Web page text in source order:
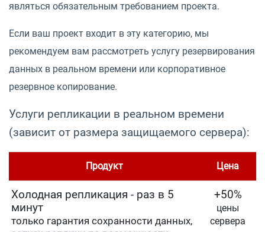
являться обязательным требованием проекта.
Если ваш проект входит в эту категорию, мы
рекомендуем вам рассмотреть услугу резервирования
данных в реальном времени или корпоративное
резервное копирование.
Услуги репликации в реальном времени
(зависит от размера защищаемого сервера):
Продукт Цена
Холодная репликация - раз в 5
минут
только гарантия сохранности данных,
+50%
цены
сервера